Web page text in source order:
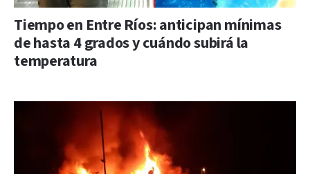
Tiempo en Entre Ríos: anticipan mínimas
de hasta 4 grados y cuándo subirá la
temperatura